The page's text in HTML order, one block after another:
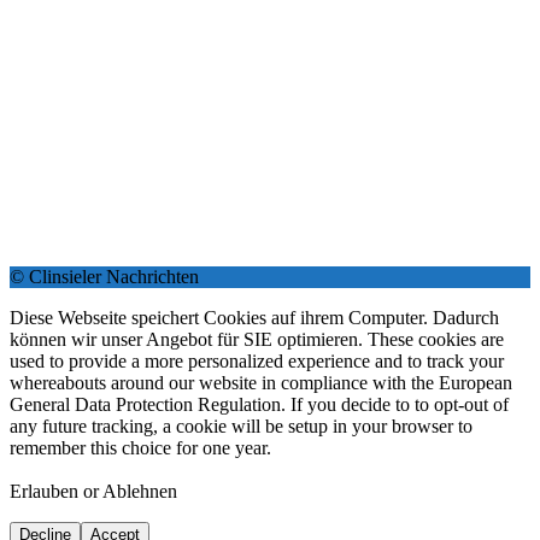
© Clinsieler Nachrichten
Diese Webseite speichert Cookies auf ihrem Computer. Dadurch
können wir unser Angebot für SIE optimieren. These cookies are
used to provide a more personalized experience and to track your
whereabouts around our website in compliance with the European
General Data Protection Regulation. If you decide to to opt-out of
any future tracking, a cookie will be setup in your browser to
remember this choice for one year.
Erlauben or Ablehnen
Decline Accept